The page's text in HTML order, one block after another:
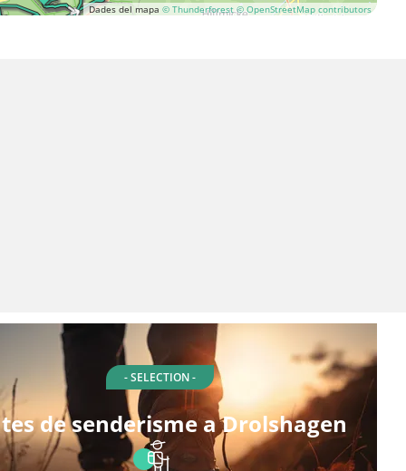
Dades del mapa © Thunderforest © OpenStreetMap contributors
- SELECTION -
de senderisme a Drolshagen